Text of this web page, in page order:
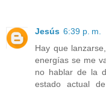
Jesús 6:39 p. m.
Hay que
energías se me
no hablar de la
estado actual